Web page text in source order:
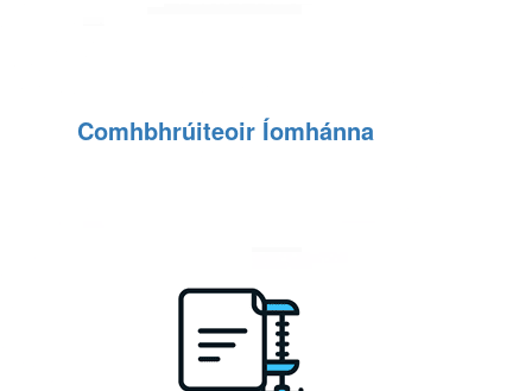
Comhbhrúiteoir Íomhánna